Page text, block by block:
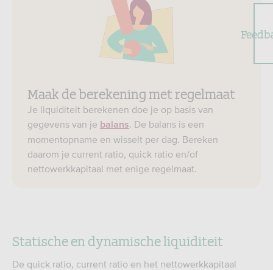
Maak de berekening met regelmaat
Je liquiditeit berekenen doe je op basis van
gegevens van je balans. De balans is een
momentopname en wisselt per dag. Bereken
daarom je current ratio, quick ratio en/of
nettowerkkapitaal met enige regelmaat.
Statische en dynamische liquiditeit
De quick ratio, current ratio en het nettowerkkapitaal